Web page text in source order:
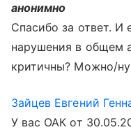
анонимно
Спасибо за ответ.
нарушения в общем
критичны? Можно/
Зайцев Евгений
У вас ОАК от